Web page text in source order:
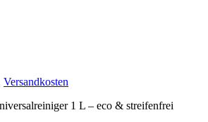
Versandkosten
1 L – eco & streifenfrei